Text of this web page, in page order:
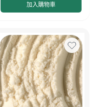
加入購物車